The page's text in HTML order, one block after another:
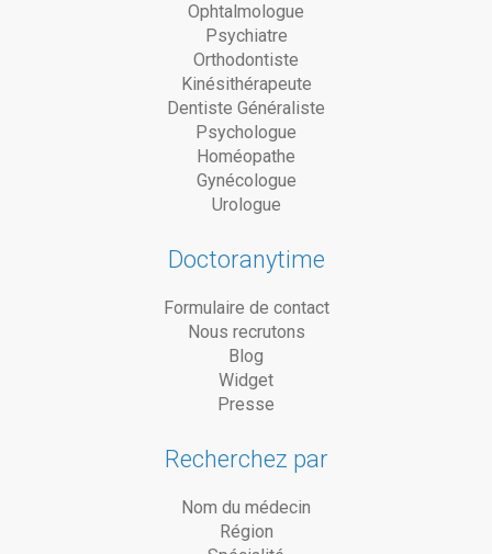
Ophtalmologue
Psychiatre
Orthodontiste
Kinésithérapeute
Dentiste Généraliste
Psychologue
Homéopathe
Gynécologue
Urologue
Doctoranytime
Formulaire de contact
Nous recrutons
Blog
Widget
Presse
Recherchez par
Nom du médecin
Région